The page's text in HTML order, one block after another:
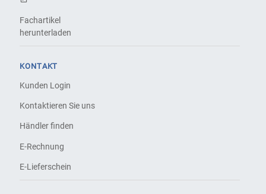
Fachartikel
herunterladen
KONTAKT
Kunden Login
Kontaktieren Sie uns
Händler finden
E-Rechnung
E-Lieferschein